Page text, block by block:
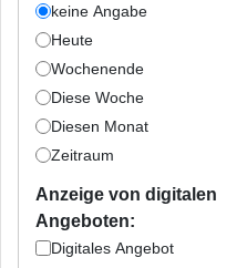
keine Angabe
Heute
Wochenende
Diese Woche
Diesen Monat
Zeitraum
Anzeige von digitalen
Angeboten:
Digitales Angebot